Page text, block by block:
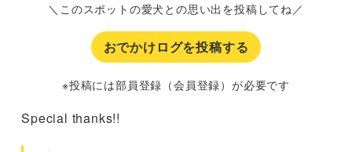
＼このスポットの愛犬との思い出を投稿してね／
おでかけログを投稿する
※投稿には部員登録（会員登録）が必要です
Special thanks!!